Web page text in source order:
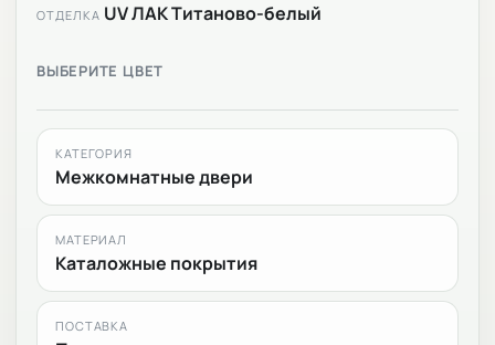
ОТДЕЛКА UV ЛАК Титаново-белый
ВЫБЕРИТЕ ЦВЕТ
КАТЕГОРИЯ
Межкомнатные двери
МАТЕРИАЛ
Каталожные покрытия
ПОСТАВКА